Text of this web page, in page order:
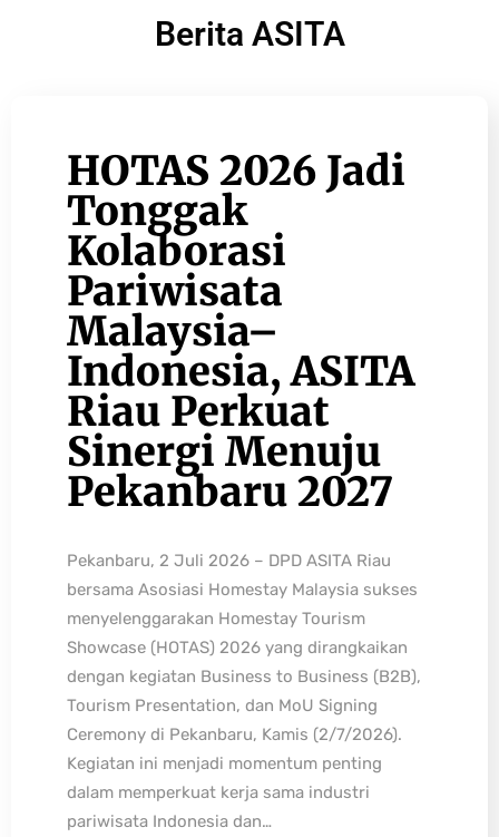
Berita ASITA
HOTAS 2026 Jadi
Tonggak
Kolaborasi
Pariwisata
Malaysia–
Indonesia, ASITA
Riau Perkuat
Sinergi Menuju
Pekanbaru 2027
Pekanbaru, 2 Juli 2026 – DPD ASITA Riau
bersama Asosiasi Homestay Malaysia sukses
menyelenggarakan Homestay Tourism
Showcase (HOTAS) 2026 yang dirangkaikan
dengan kegiatan Business to Business (B2B),
Tourism Presentation, dan MoU Signing
Ceremony di Pekanbaru, Kamis (2/7/2026).
Kegiatan ini menjadi momentum penting
dalam memperkuat kerja sama industri
pariwisata Indonesia dan…